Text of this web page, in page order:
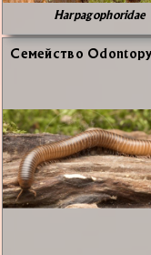
Harpagophoridae
Се­мей­ство